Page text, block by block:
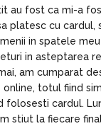
au fost ca mi-a
platesc cu cardul,
in spatele
in asteptarea
am cumparat
totul fiind
folosesti cardul.
stiut la fiecare